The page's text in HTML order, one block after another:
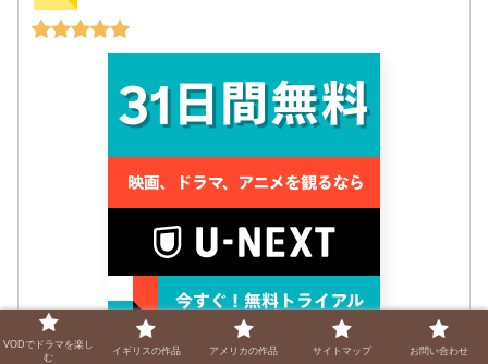
48万本以上の作品が配信中 (見放題42万、レンタル6
VODでドラマを楽し
む
イギリスの作品 アメリカの作品 サイトマップ お問い合わせ